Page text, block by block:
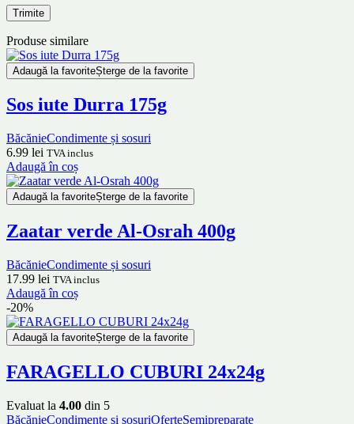
Produse similare
Adaugă la favoriteȘterge de la favorite
Sos iute Durra 175g
BăcănieCondimente și sosuri
6.99 lei TVA inclus
Adaugă în coș
Adaugă la favoriteȘterge de la favorite
Zaatar verde Al-Osrah 400g
BăcănieCondimente și sosuri
17.99 lei TVA inclus
Adaugă în coș
-20%
Adaugă la favoriteȘterge de la favorite
FARAGELLO CUBURI 24x24g
Evaluat la 4.00 din 5
BăcănieCondimente și sosuriOferteSemipreparate